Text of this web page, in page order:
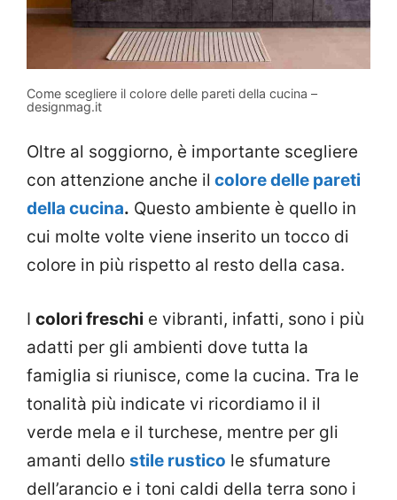
Come scegliere il colore delle pareti della cucina –
designmag.it
Oltre al soggiorno, è importante scegliere
con attenzione anche il colore delle pareti
della cucina. Questo ambiente è quello in
cui molte volte viene inserito un tocco di
colore in più rispetto al resto della casa.
I colori freschi e vibranti, infatti, sono i più
adatti per gli ambienti dove tutta la
famiglia si riunisce, come la cucina. Tra le
tonalità più indicate vi ricordiamo il il
verde mela e il turchese, mentre per gli
amanti dello stile rustico le sfumature
dell’arancio e i toni caldi della terra sono i